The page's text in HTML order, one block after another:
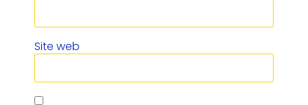
Site web